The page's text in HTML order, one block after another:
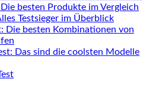
besten Produkte im Vergleich
Testsieger im Überblick
Die besten Kombinationen von
Das sind die coolsten Modelle